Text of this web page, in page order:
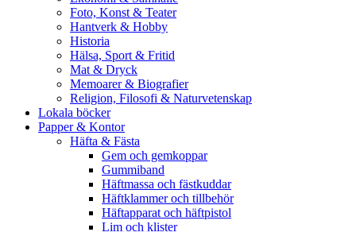
Foto, Konst & Teater
Hantverk & Hobby
Historia
Hälsa, Sport & Fritid
Mat & Dryck
Memoarer & Biografier
Religion, Filosofi & Naturvetenskap
Lokala böcker
Papper & Kontor
Häfta & Fästa
Gem och gemkoppar
Gummiband
Häftmassa och fästkuddar
Häftklammer och tillbehör
Häftapparat och häftpistol
Lim och klister